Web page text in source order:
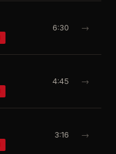
6:30 →
4:45 →
3:16 →